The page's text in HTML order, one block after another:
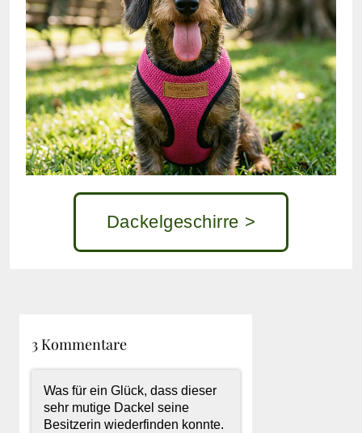
Dackelgeschirre >
3 Kommentare
Was für ein Glück, dass dieser
sehr mutige Dackel seine
Besitzerin wiederfinden konnte.